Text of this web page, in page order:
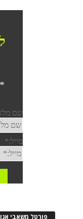
פורטל משאבי